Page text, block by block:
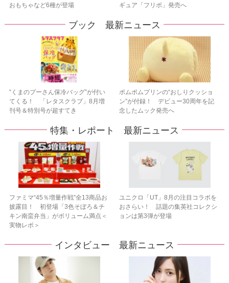
おもちゃなど6種が登場
ギュア「フリポ」発売へ
ブック 最新ニュース
“くまのプーさん保冷バッグ”が付い
てくる！ 「レタスクラブ」8月増
刊号＆特別号が超すてき
ポムポムプリンの“おしりクッショ
ン”が付録！ デビュー30周年を記
念したムック発売へ
特集・レポート 最新ニュース
ファミマ“45％増量作戦”全13商品お
披露目！ 初登場「3色そぼろ＆チ
キン南蛮弁当」がボリューム満点＜
実物レポ＞
ユニクロ「UT」8月の注目コラボを
おさらい！ 話題の集英社コレクシ
ョンは第3弾が登場
インタビュー 最新ニュース